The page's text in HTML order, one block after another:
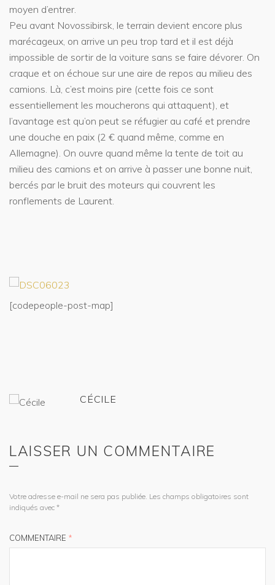
moyen d’entrer.
Peu avant Novossibirsk, le terrain devient encore plus
marécageux, on arrive un peu trop tard et il est déjà
impossible de sortir de la voiture sans se faire dévorer. On
craque et on échoue sur une aire de repos au milieu des
camions. Là, c’est moins pire (cette fois ce sont
essentiellement les moucherons qui attaquent), et
l’avantage est qu’on peut se réfugier au café et prendre
une douche en paix (2 € quand même, comme en
Allemagne). On ouvre quand même la tente de toit au
milieu des camions et on arrive à passer une bonne nuit,
bercés par le bruit des moteurs qui couvrent les
ronflements de Laurent.
[codepeople-post-map]
CÉCILE
LAISSER UN COMMENTAIRE
Votre adresse e-mail ne sera pas publiée. Les champs obligatoires sont
indiqués avec *
COMMENTAIRE *